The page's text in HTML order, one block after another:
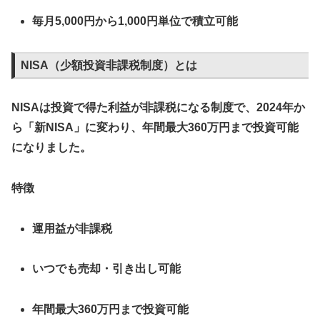
毎月5,000円から1,000円単位で積立可能
NISA（少額投資非課税制度）とは
NISAは投資で得た利益が非課税になる制度で、2024年か
ら「新NISA」に変わり、年間最大360万円まで投資可能
になりました。
特徴
運用益が非課税
いつでも売却・引き出し可能
年間最大360万円まで投資可能